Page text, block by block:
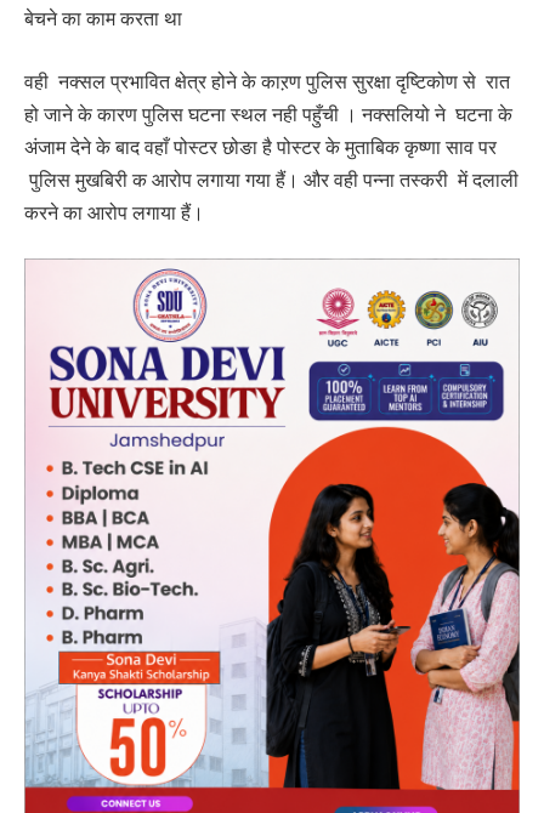
बेचने का काम करता था
वही नक्सल प्रभावित क्षेत्र होने के काऱण पुलिस सुरक्षा दृष्टिकोण से रात
हो जाने के कारण पुलिस घटना स्थल नही पहुँची । नक्सलियो ने घटना के
अंजाम देने के बाद वहाँ पोस्टर छोङा है पोस्टर के मुताबिक कृष्णा साव पर
पुलिस मुखबिरी क आरोप लगाया गया हैं। और वही पन्ना तस्करी में दलाली
करने का आरोप लगाया हैं।